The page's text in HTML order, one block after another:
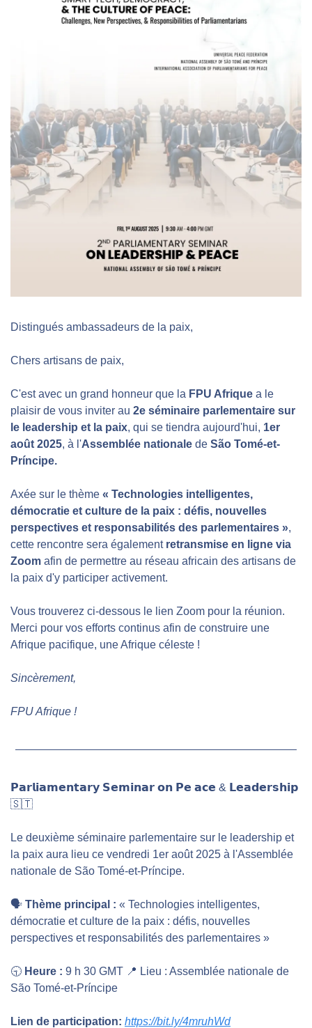
Distingués ambassadeurs de la paix,
Chers artisans de paix,
C'est avec un grand honneur que la FPU Afrique a le
plaisir de vous inviter au 2e séminaire parlementaire sur
le leadership et la paix, qui se tiendra aujourd'hui, 1er
août 2025, à l'Assemblée nationale de São Tomé-et-
Príncipe.
Axée sur le thème « Technologies intelligentes,
démocratie et culture de la paix : défis, nouvelles
perspectives et responsabilités des parlementaires »,
cette rencontre sera également retransmise en ligne via
Zoom afin de permettre au réseau africain des artisans de
la paix d'y participer activement.
Vous trouverez ci-dessous le lien Zoom pour la réunion.
Merci pour vos efforts continus afin de construire une
Afrique pacifique, une Afrique céleste !
Sincèrement,
FPU Afrique !
🇸🇹
Le deuxième séminaire parlementaire sur le leadership et
la paix aura lieu ce vendredi 1er août 2025 à l'Assemblée
nationale de São Tomé-et-Príncipe.
🗣️ Thème principal : « Technologies intelligentes,
démocratie et culture de la paix : défis, nouvelles
perspectives et responsabilités des parlementaires »
🕤 Heure : 9 h 30 GMT 📍 Lieu : Assemblée nationale de
São Tomé-et-Príncipe
Lien de participation: https://bit.ly/4mruhWd